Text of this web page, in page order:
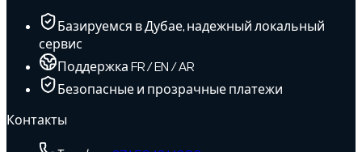
Базируемся в Дубае, надежный локальный
сервис
Поддержка FR / EN / AR
Безопасные и прозрачные платежи
Контакты